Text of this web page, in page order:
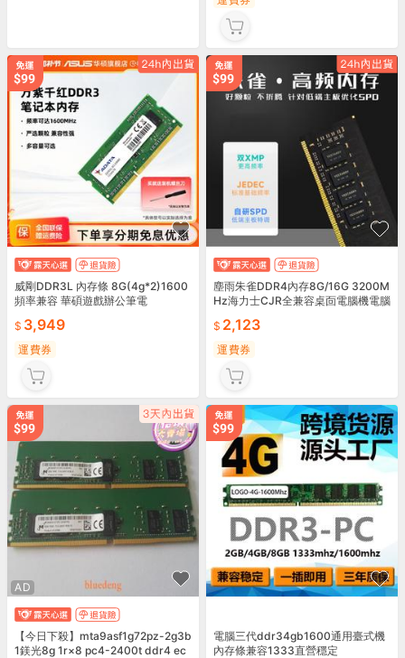
威剛DDR3L 內存條 8G(4g*2)1600
頻率兼容 華碩遊戲辦公筆電
3,949
運費券
塵雨朱雀DDR4內存8G/16G 3200M
Hz海力士CJR全兼容桌靣電腦機電腦
2,123
運費券
AD
【今日下殺】mta9asf1g72pz-2g3b
1鎂光8g 1r×8 pc4-2400t ddr4 ec
電腦三代ddr34gb1600通用臺式機
內存條兼容1333直營穩定